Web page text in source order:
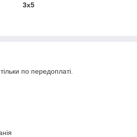
3х5
по передоплаті.